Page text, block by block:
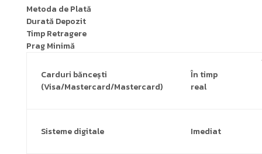
Metoda de Plată
Durată Depozit
Timp Retragere
Prag Minimă
Carduri băncești
(Visa/Mastercard/Mastercard)
În timp
real
Sisteme digitale Imediat